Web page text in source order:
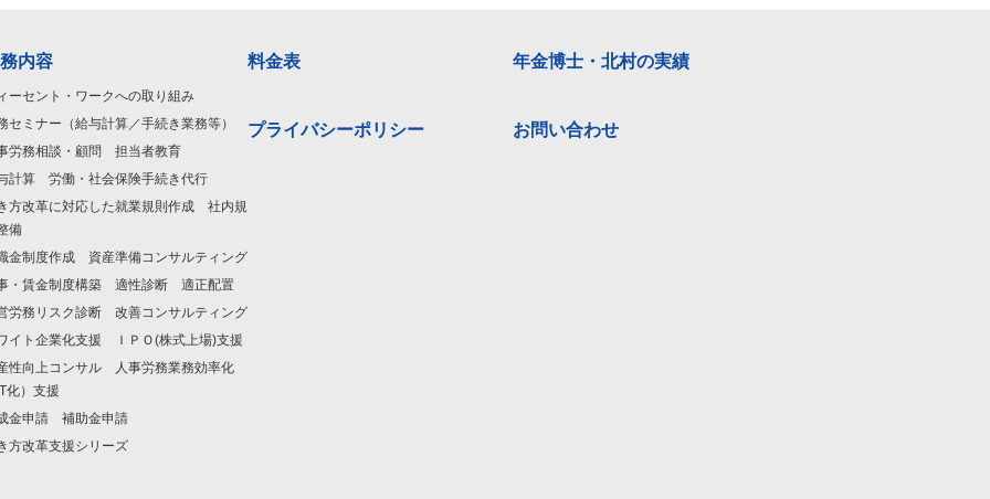
内容
ーセント・ワークへの取り組み
セミナー（給与計算／手続き業務等）
労務相談・顧問 担当者教育
計算 労働・社会保険手続き代行
方改革に対応した就業規則作成 社内規
備
金制度作成 資産準備コンサルティング
・賃金制度構築 適性診断 適正配置
労務リスク診断 改善コンサルティング
イト企業化支援 ＩＰＯ(株式上場)支援
性向上コンサル 人事労務業務効率化
化）支援
金申請 補助金申請
方改革支援シリーズ
料金表 年金博士・北村の実績
プライバシーポリシー お問い合わせ